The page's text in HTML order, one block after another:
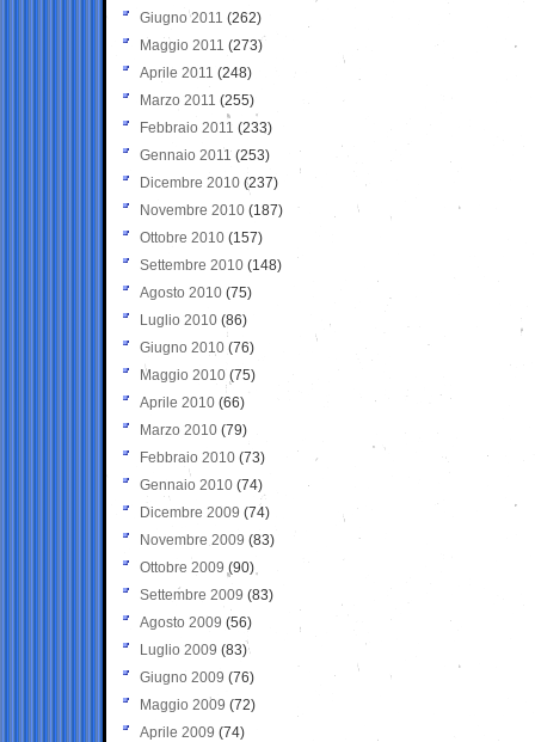
Giugno 2011 (262)
Maggio 2011 (273)
Aprile 2011 (248)
Marzo 2011 (255)
Febbraio 2011 (233)
Gennaio 2011 (253)
Dicembre 2010 (237)
Novembre 2010 (187)
Ottobre 2010 (157)
Settembre 2010 (148)
Agosto 2010 (75)
Luglio 2010 (86)
Giugno 2010 (76)
Maggio 2010 (75)
Aprile 2010 (66)
Marzo 2010 (79)
Febbraio 2010 (73)
Gennaio 2010 (74)
Dicembre 2009 (74)
Novembre 2009 (83)
Ottobre 2009 (90)
Settembre 2009 (83)
Agosto 2009 (56)
Luglio 2009 (83)
Giugno 2009 (76)
Maggio 2009 (72)
Aprile 2009 (74)